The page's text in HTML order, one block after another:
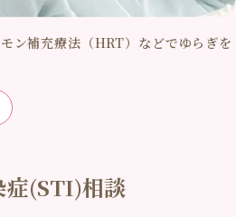
ン補充療法（HRT）などでゆらぎを
症(STI)相談